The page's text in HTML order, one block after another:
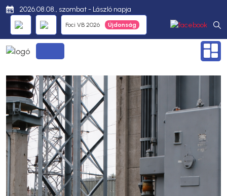
2026.08.08., szombat - László napja
Foci VB 2026